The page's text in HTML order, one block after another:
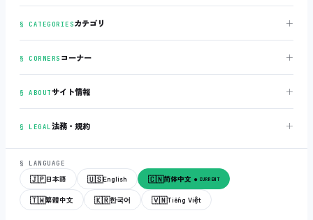
§ CATEGORIESカテゴリ ＋
§ CORNERS コーナー ＋
§ ABOUTサイト情報 ＋
§ LEGAL法務・規約 ＋
§ LANGUAGE
🇯🇵日本語 🇺🇸English 🇨🇳简体中文 ● CURRENT
🇹🇼繁體中文 🇰🇷한국어 🇻🇳Tiếng Việt